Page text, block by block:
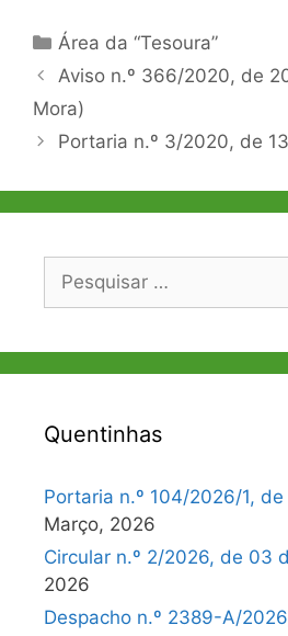
Categorias
Área da “Tesoura”
Navegação
de
Aviso n.º 366/2020, de
Mora)
Portaria n.º 3/2020, de
Pesquisar
Quentinhas
Portaria n.º 104/2026/1,
Março, 2026
Circular n.º 2/2026, de 03
2026
Despacho n.º 2389-A/